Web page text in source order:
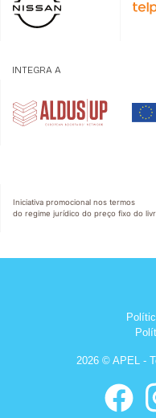
INTEGRA A
Iniciativa promocional nos termos
do regime jurídico do preço fixo do
2026 © APEL -